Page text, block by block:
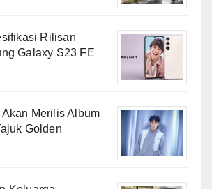
Rilisan
Galaxy S23 FE
Merilis Album
Golden